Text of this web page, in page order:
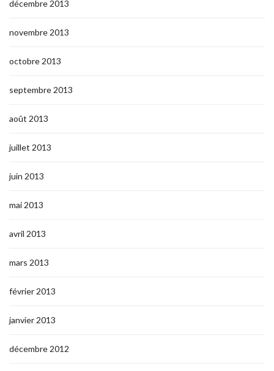
décembre 2013
novembre 2013
octobre 2013
septembre 2013
août 2013
juillet 2013
juin 2013
mai 2013
avril 2013
mars 2013
février 2013
janvier 2013
décembre 2012